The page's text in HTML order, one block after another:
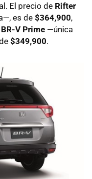
El precio de Rifter
es de $364,900,
V Prime —única
$349,900.